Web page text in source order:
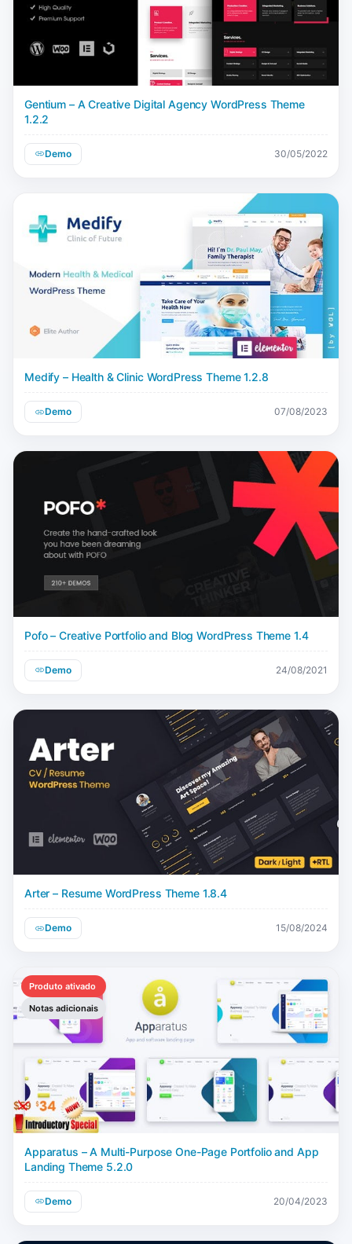
Gentium – A Creative Digital Agency WordPress Theme
1.2.2
Demo 30/05/2022
Medify – Health & Clinic WordPress Theme 1.2.8
Demo 07/08/2023
Pofo – Creative Portfolio and Blog WordPress Theme 1.4
Demo 24/08/2021
Arter – Resume WordPress Theme 1.8.4
Demo 15/08/2024
Produto ativado
Notas adicionais
Apparatus – A Multi-Purpose One-Page Portfolio and App
Landing Theme 5.2.0
Demo 20/04/2023